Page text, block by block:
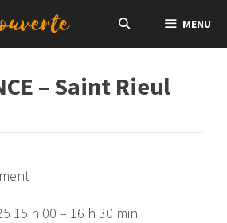
MENU
– Saint Rieul
15 h 00 – 16 h 30 min